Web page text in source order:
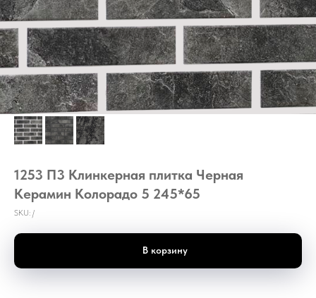
1253 П3 Клинкерная плитка Черная
Керамин Колорадо 5 245*65
SKU: /
В корзину